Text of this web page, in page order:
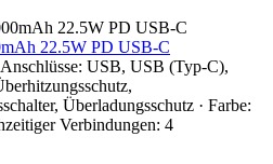
22.5W PD USB-C
USB, USB (Typ-C),
Überladungsschutz · Farbe:
Verbindungen: 4